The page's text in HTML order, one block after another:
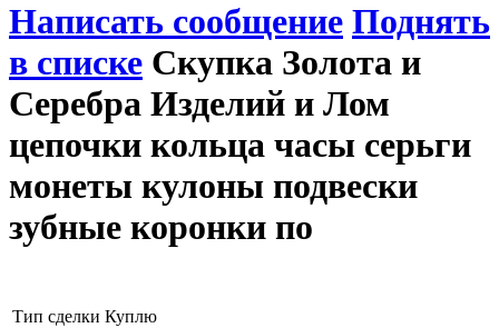
Написать сообщение Поднять
в списке Скупка Золота и
Серебра Изделий и Лом
цепочки кольца часы серьги
монеты кулоны подвески
зубные коронки по
Тип сделки Куплю